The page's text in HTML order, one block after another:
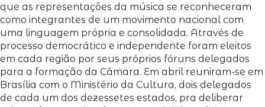
que as representações da música se reconheceram
como integrantes de um movimento nacional com
uma linguagem própria e consolidada. Através de
processo democrático e independente foram eleitos
em cada região por seus próprios fóruns delegados
para a formação da Câmara. Em abril reuniram-se em
Brasília com o Ministério da Cultura, dois delegados
de cada um dos dezessetes estados, pra deliberar